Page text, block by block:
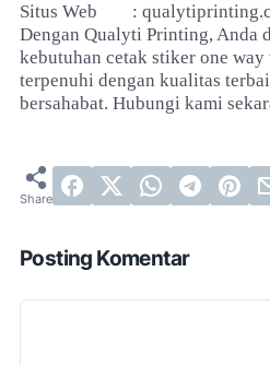
Situs Web
:
Dengan Qualyti Printing, Anda
kebutuhan cetak stiker one
terpenuhi dengan kualitas
bersahabat. Hubungi kami
Posting Komentar